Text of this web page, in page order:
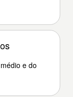
e do